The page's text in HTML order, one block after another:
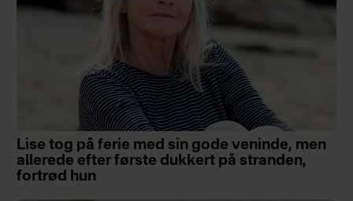
Lise tog på ferie med sin gode veninde, men
allerede efter første dukkert på stranden,
fortrød hun